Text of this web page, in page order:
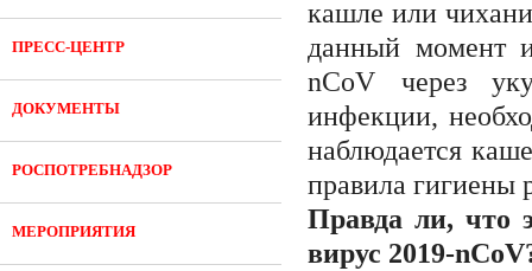
ПРЕСС-ЦЕНТР
ДОКУМЕНТЫ
РОСПОТРЕБНАДЗОР
МЕРОПРИЯТИЯ
кашле или
данный момент
nCoV через
инфекции,
наблюдается
правила гигиены
Правда ли, что
вирус 2019-